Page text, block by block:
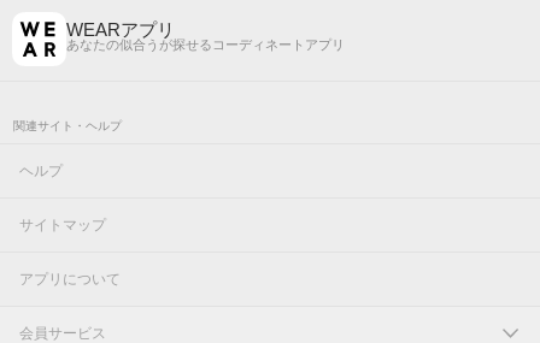
WEARアプリ
あなたの似合うが探せるコーディネートアプリ
関連サイト・ヘルプ
ヘルプ
サイトマップ
アプリについて
会員サービス